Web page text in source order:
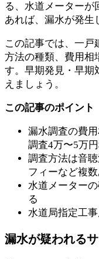
る、水道メーター
あれば、漏水が発生
この記事では、一戸
方法の種類、費用相
す。早期発見・早期
えましょう。
この記事のポイント
漏水調査の費
調査4万〜5万
調査方法は音
フィーなど複
水道メーター
る
水道局指定工
漏水が疑われる